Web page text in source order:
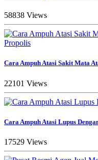
58838 Views
Cara Ampuh Atasi Sakit Mata
22101 Views
Cara Ampuh Atasi Lupus
17529 Views